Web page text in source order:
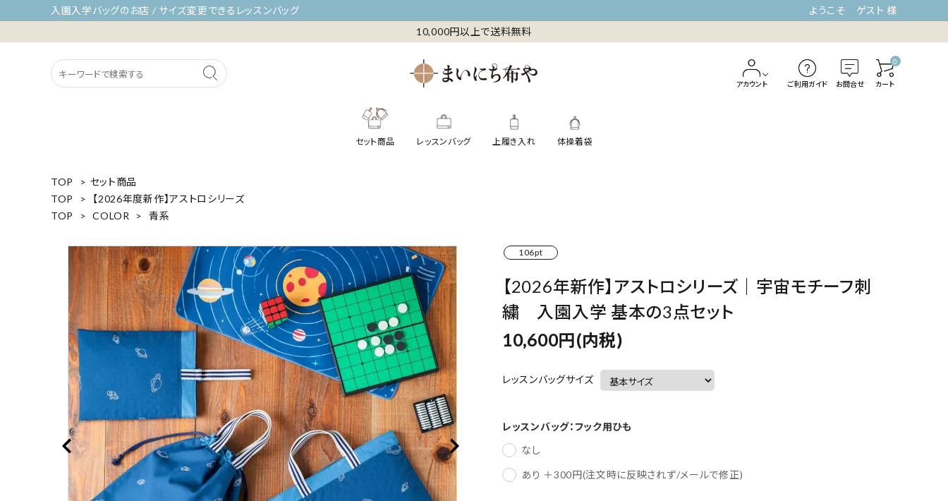
入園入学バッグのお店 / サイズ変更できるレッスンバッグ
ようこそ ゲスト 様
10,000円以上で送料無料
アカウント ご利用ガイド お問合せ
0
カート
セット商品 レッスンバッグ 上履き入れ 体操着袋
TOP > セット商品
TOP
>
【2026年度新作】アストロシリーズ
TOP
> COLOR > 青系
106pt
【2026年新作】アストロシリーズ｜宇宙モチーフ刺
繍 入園入学 基本の3点セット
10,600円(内税)
レッスンバッグサイズ
レッスンバッグ：フック用ひも
なし
あり ＋300円(注文時に反映されず/メールで修正)